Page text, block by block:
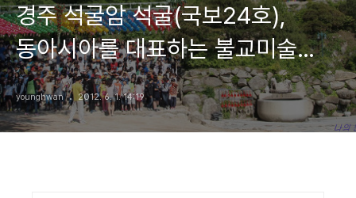
경주 석굴암 석굴(국보24호),
동아시아를 대표하는 불교미술
걸작인 석굴사원
younghwan 2012. 6. 1. 14:19